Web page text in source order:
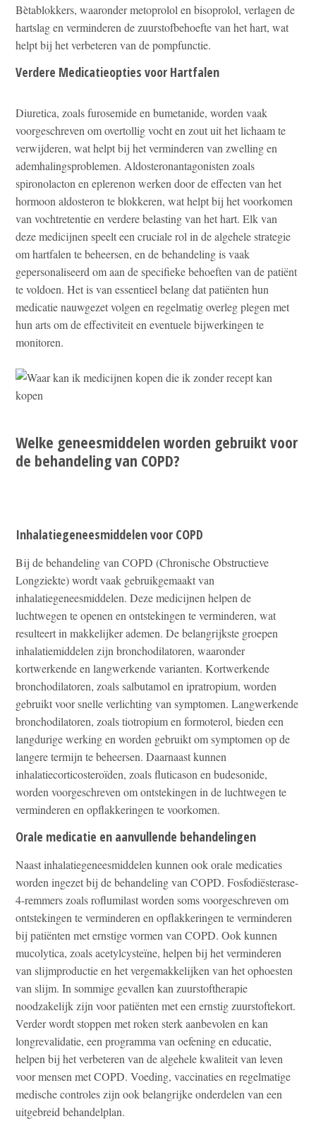
Bètablokkers, waaronder metoprolol en bisoprolol, verlagen de
hartslag en verminderen de zuurstofbehoefte van het hart, wat
helpt bij het verbeteren van de pompfunctie.
Verdere Medicatieopties voor Hartfalen
Diuretica, zoals furosemide en bumetanide, worden vaak
voorgeschreven om overtollig vocht en zout uit het lichaam te
verwijderen, wat helpt bij het verminderen van zwelling en
ademhalingsproblemen. Aldosteronantagonisten zoals
spironolacton en eplerenon werken door de effecten van het
hormoon aldosteron te blokkeren, wat helpt bij het voorkomen
van vochtretentie en verdere belasting van het hart. Elk van
deze medicijnen speelt een cruciale rol in de algehele strategie
om hartfalen te beheersen, en de behandeling is vaak
gepersonaliseerd om aan de specifieke behoeften van de patiënt
te voldoen. Het is van essentieel belang dat patiënten hun
medicatie nauwgezet volgen en regelmatig overleg plegen met
hun arts om de effectiviteit en eventuele bijwerkingen te
monitoren.
Welke geneesmiddelen worden gebruikt voor
de behandeling van COPD?
Inhalatiegeneesmiddelen voor COPD
Bij de behandeling van COPD (Chronische Obstructieve
Longziekte) wordt vaak gebruikgemaakt van
inhalatiegeneesmiddelen. Deze medicijnen helpen de
luchtwegen te openen en ontstekingen te verminderen, wat
resulteert in makkelijker ademen. De belangrijkste groepen
inhalatiemiddelen zijn bronchodilatoren, waaronder
kortwerkende en langwerkende varianten. Kortwerkende
bronchodilatoren, zoals salbutamol en ipratropium, worden
gebruikt voor snelle verlichting van symptomen. Langwerkende
bronchodilatoren, zoals tiotropium en formoterol, bieden een
langdurige werking en worden gebruikt om symptomen op de
langere termijn te beheersen. Daarnaast kunnen
inhalatiecorticosteroïden, zoals fluticason en budesonide,
worden voorgeschreven om ontstekingen in de luchtwegen te
verminderen en opflakkeringen te voorkomen.
Orale medicatie en aanvullende behandelingen
Naast inhalatiegeneesmiddelen kunnen ook orale medicaties
worden ingezet bij de behandeling van COPD. Fosfodiësterase-
4-remmers zoals roflumilast worden soms voorgeschreven om
ontstekingen te verminderen en opflakkeringen te verminderen
bij patiënten met ernstige vormen van COPD. Ook kunnen
mucolytica, zoals acetylcysteïne, helpen bij het verminderen
van slijmproductie en het vergemakkelijken van het ophoesten
van slijm. In sommige gevallen kan zuurstoftherapie
noodzakelijk zijn voor patiënten met een ernstig zuurstoftekort.
Verder wordt stoppen met roken sterk aanbevolen en kan
longrevalidatie, een programma van oefening en educatie,
helpen bij het verbeteren van de algehele kwaliteit van leven
voor mensen met COPD. Voeding, vaccinaties en regelmatige
medische controles zijn ook belangrijke onderdelen van een
uitgebreid behandelplan.